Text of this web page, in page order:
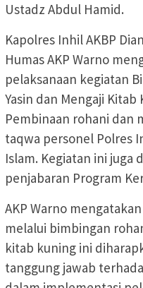
Ustadz Abdul Hamid.
Kapolres Inhil AKBP
Humas AKP Warno
pelaksanaan kegiatan
Yasin dan Mengaji
Pembinaan rohani dan
taqwa personel Polres
Islam. Kegiatan ini juga
penjabaran Program
AKP Warno
melalui bimbingan
kitab kuning ini
tanggung jawab